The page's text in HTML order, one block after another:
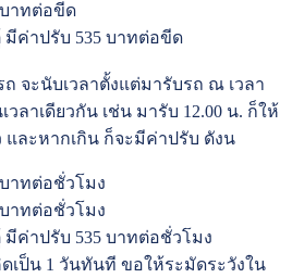
บาทต่อขีด
มีค่าปรับ 535 บาทต่อขีด
จะนับเวลาตั้งแต่มารับรถ ณ เวลา
ลาเดียวกัน เช่น มารับ 12.00 น. ก็ให้
และหากเกิน ก็จะมีค่าปรับ ดังน
บาทต่อชั่วโมง
บาทต่อชั่วโมง
มีค่าปรับ 535 บาทต่อชั่วโมง
เป็น 1 วันทันที ขอให้ระมัดระวังใน